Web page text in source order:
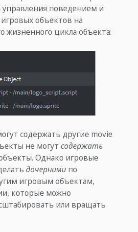
управления поведением и
объектов на
жизненного цикла объекта:
содержать другие movie
не могут содержать
Однако игровые
дочернимипо
игровым объектам,
которые можно
или вращать